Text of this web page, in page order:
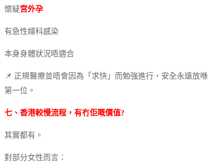
懷疑宮外孕
有急性婦科感染
本身身體狀況唔適合
📌 正規醫療並唔會因為「求快」而勉強進行，安全永遠放喺
第一位。
七、香港較慢流程，有冇佢嘅價值?
其實都有。
對部分女性而言：